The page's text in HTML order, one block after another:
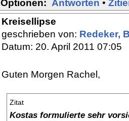
Optionen: Antworten •
Kreisellipse
geschrieben von: Redeker,
Datum: 20. April 2011 07:05
Guten Morgen Rachel,
Zitat
Kostas formulierte sehr